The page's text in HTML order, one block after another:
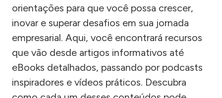
orientações para que você possa crescer,
inovar e superar desafios em sua jornada
empresarial. Aqui, você encontrará recursos
que vão desde artigos informativos até
eBooks detalhados, passando por podcasts
inspiradores e vídeos práticos. Descubra